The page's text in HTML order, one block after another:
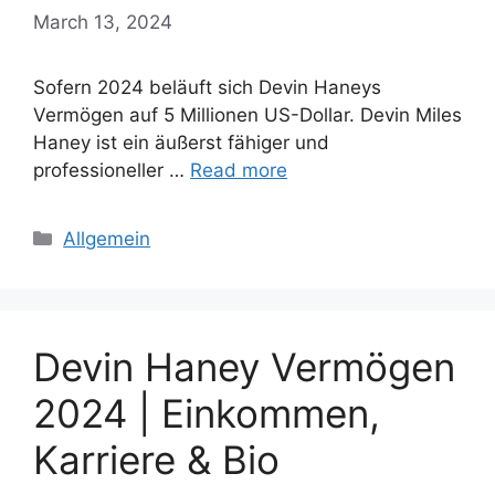
March 13, 2024
Sofern 2024 beläuft sich Devin Haneys
Vermögen auf 5 Millionen US-Dollar. Devin Miles
Haney ist ein äußerst fähiger und
professioneller … Read more
Categories
Allgemein
Devin Haney Vermögen
2024 | Einkommen,
Karriere & Bio